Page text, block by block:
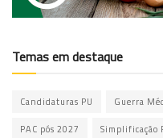
Temas em destaque
Candidaturas PU Guerra
PAC pós 2027 Simplificação